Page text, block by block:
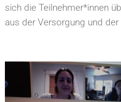
sich die Teilnehmer*innen
aus der Versorgung und